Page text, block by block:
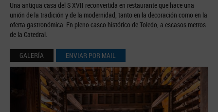
Una antigua casa del S XVII reconvertida en restaurante que hace una
unión de la tradición y de la modernidad, tanto en la decoración como en la
oferta gastronómica. En pleno casco histórico de Toledo, a escasos metros
de la Catedral.
GALERÍA ENVIAR POR MAIL